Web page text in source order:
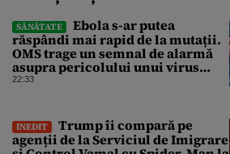
SĂNĂTATE
Ebola s-ar putea
răspândi mai rapid de la mutații.
OMS trage un semnal de alarmă
asupra pericolului unui virus
pentru care nu există vaccin
22:33
INEDIT
Trump îi compară pe
agenții de la Serviciul de Imigrare